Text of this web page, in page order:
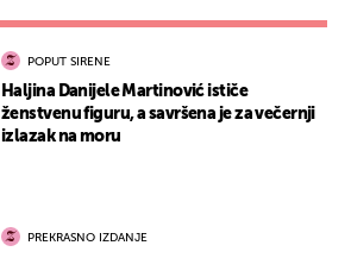
POPUT SIRENE
Haljina Danijele Martinović ističe
ženstvenu figuru, a savršena je za večernji
izlazak na moru
PREKRASNO IZDANJE